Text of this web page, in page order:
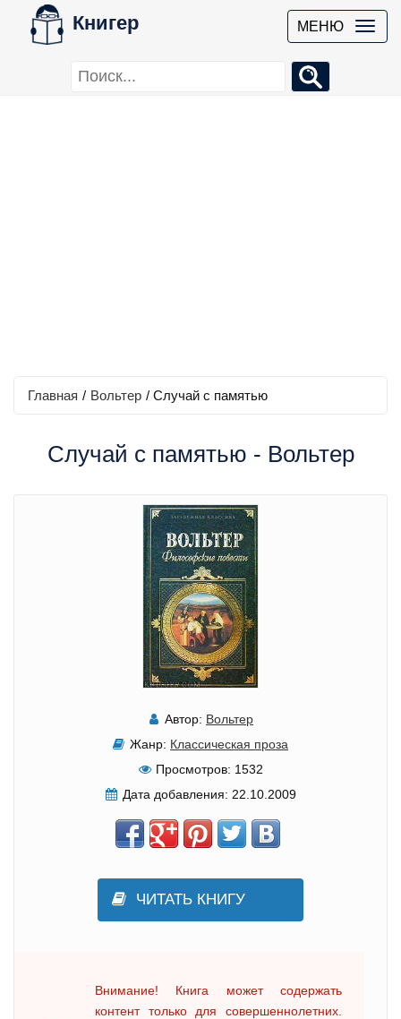
Книгер МЕНЮ
Главная / Вольтер / Случай с памятью
Случай с памятью - Вольтер
Автор: Вольтер
Жанр: Классическая проза
Просмотров: 1532
Дата добавления: 22.10.2009
ЧИТАТЬ КНИГУ
Внимание! Книга может содержать
контент только для совершеннолетних.